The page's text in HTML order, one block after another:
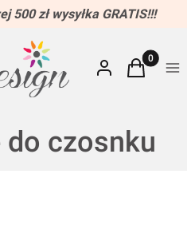
500 zł wysyłka GRATIS!!!
Zaloguj sięProdukty
Koszyk
do czosnku